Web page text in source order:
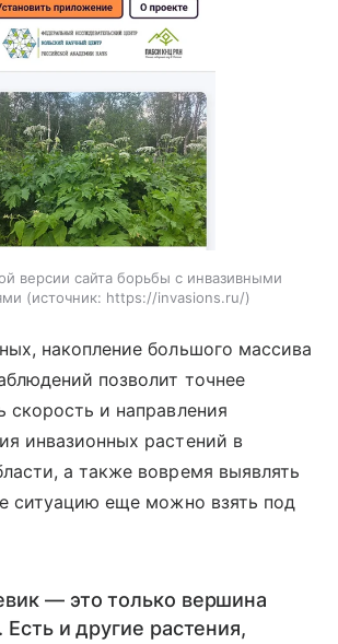
версии сайта борьбы с инвазивными
источник: https://invasions.ru/
накопление большого массива
позволит точнее
скорость и направления
инвазионных растений в
а также вовремя выявлять
ситуацию еще можно взять под
— это только вершина
Есть и другие растения,